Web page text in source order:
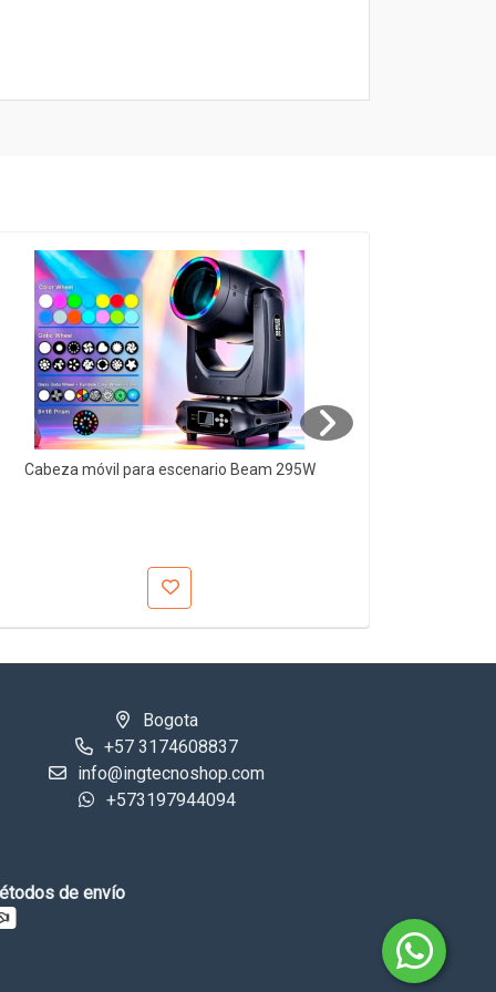
Cabeza móvil para escenario Beam 295W
Bogota
+57 3174608837
info@ingtecnoshop.com
+573197944094
de envío